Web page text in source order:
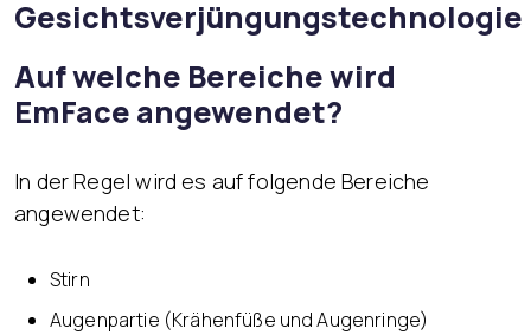
Gesichtsverjüngungstechnologie
Auf welche Bereiche wird
EmFace angewendet?
In der Regel wird es auf folgende Bereiche
angewendet:
Stirn
Augenpartie (Krähenfüße und Augenringe)